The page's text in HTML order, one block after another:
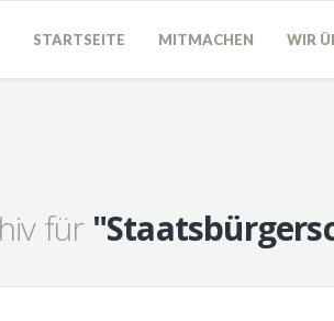
STARTSEITE MITMACHEN WIR
für